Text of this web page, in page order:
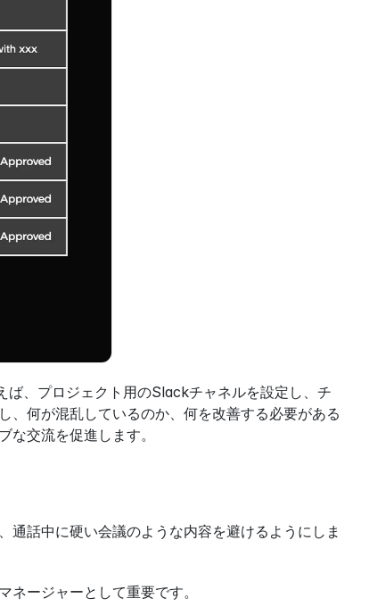
、プロジェクト用のSlackチャネルを設定し、チ
、何が混乱しているのか、何を改善する必要がある
交流を促進します。
通話中に硬い会議のような内容を避けるようにしま
ージャーとして重要です。